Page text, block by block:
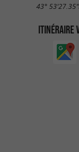
43°
ITINÉRAIRE